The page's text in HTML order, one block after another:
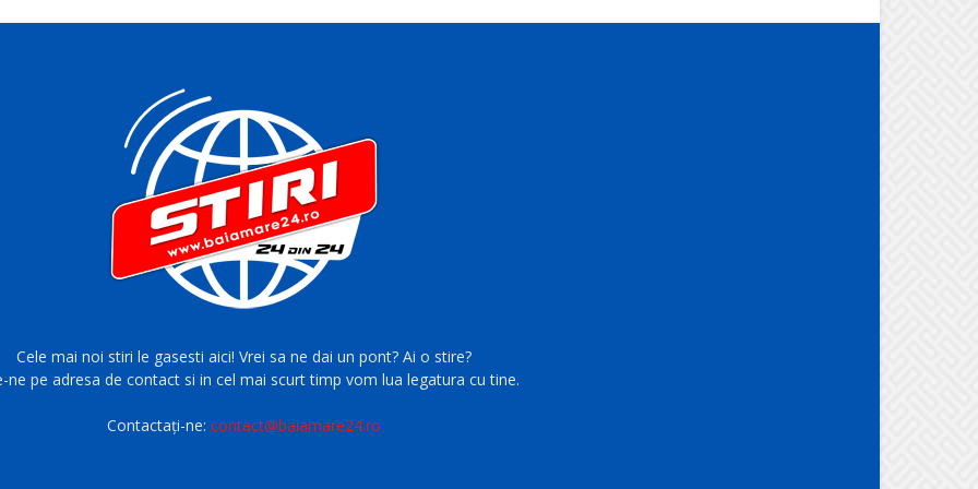
Cele mai noi stiri le gasesti aici! Vrei sa ne dai un pont? Ai o stire?
ne pe adresa de contact si in cel mai scurt timp vom lua legatura cu tine.
Contactați-ne:contact@baiamare24.ro